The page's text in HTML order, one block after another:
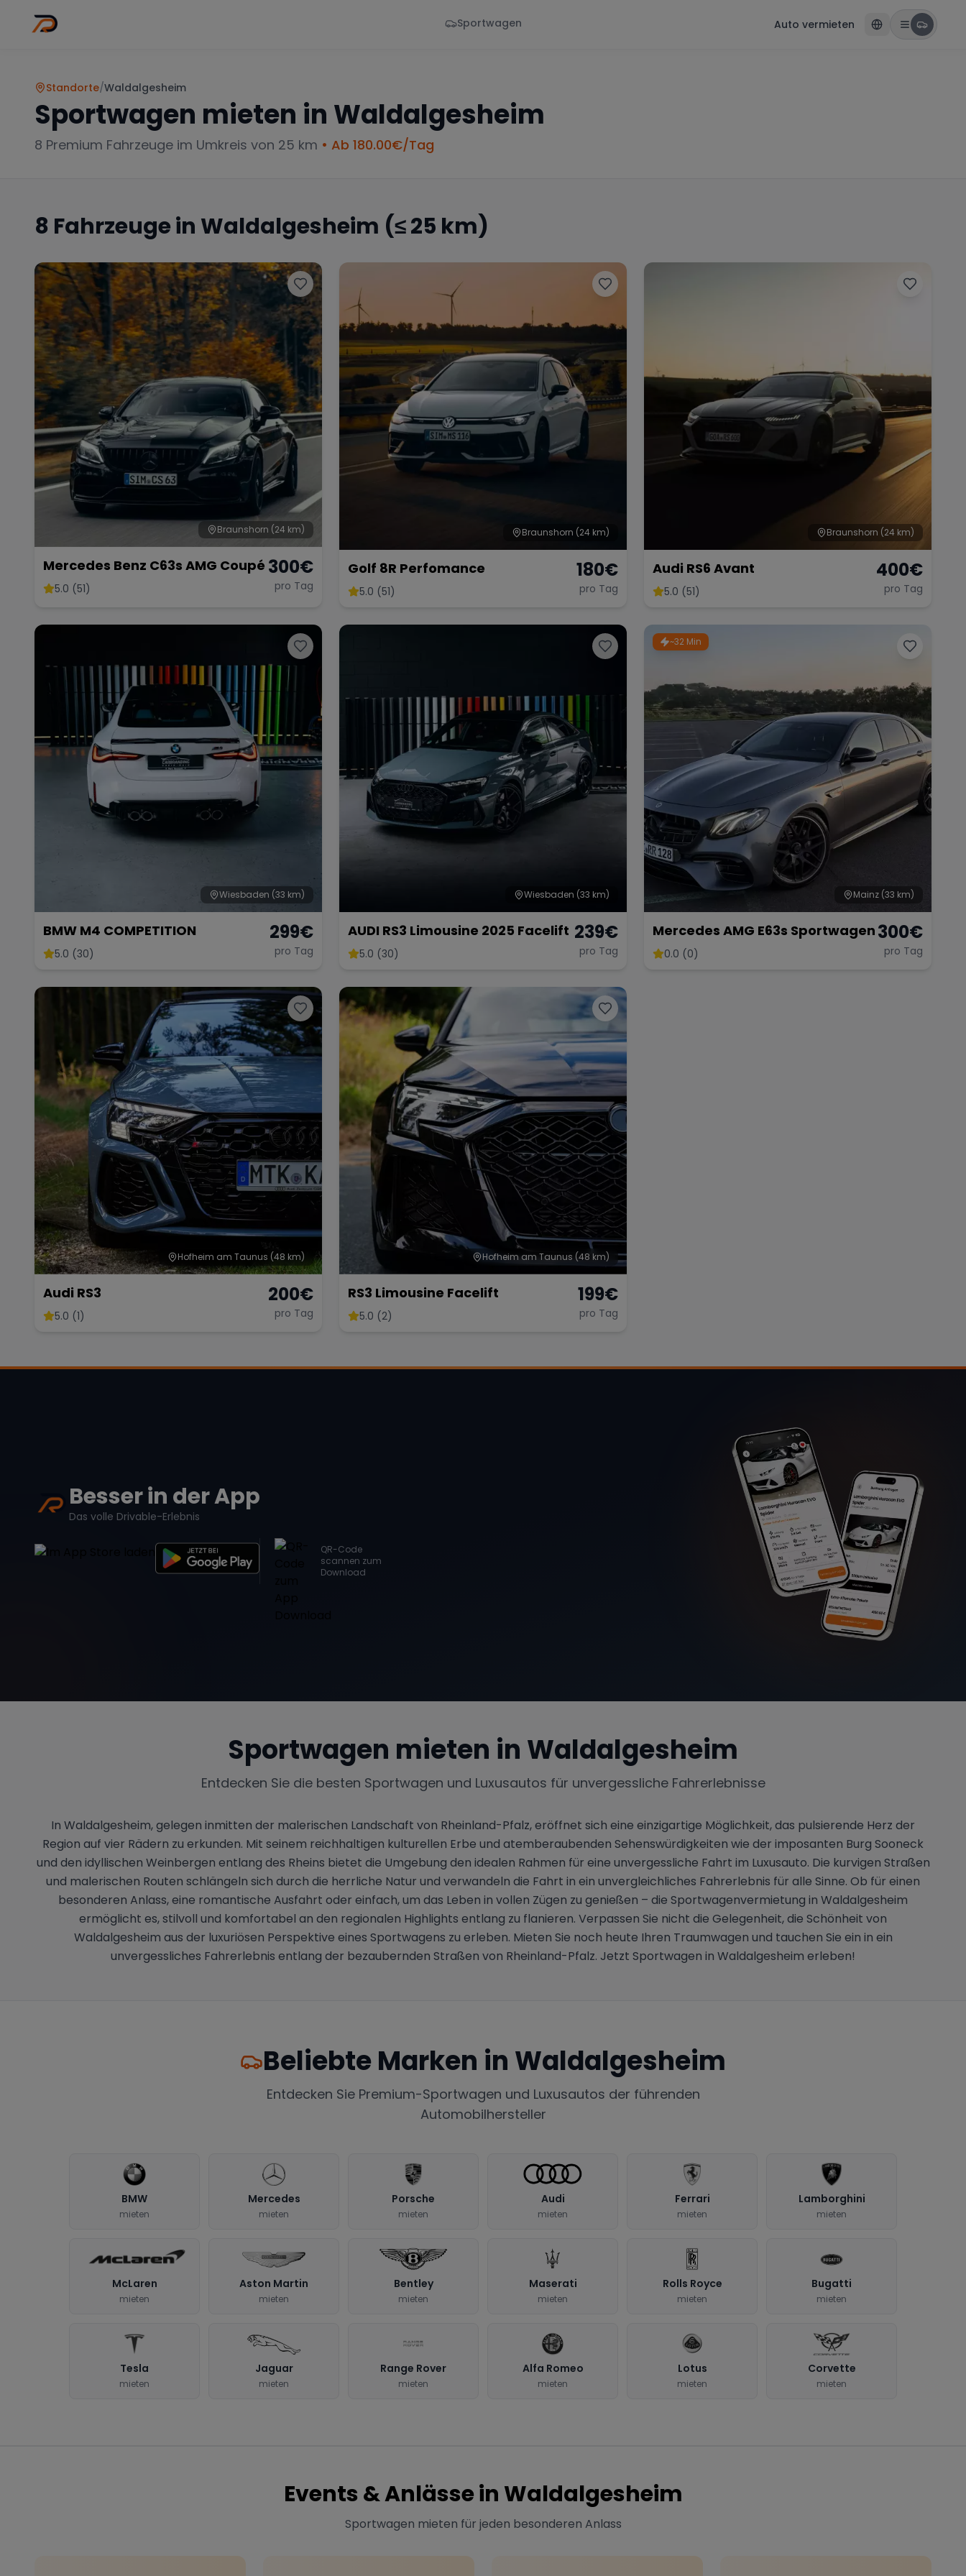
Sportwagen Auto vermieten
Standorte/Waldalgesheim
Sportwagen mieten in Waldalgesheim
8 Premium Fahrzeuge im Umkreis von 25 km • Ab 180.00€/Tag
8 Fahrzeuge in Waldalgesheim (≤ 25 km)
Braunshorn (24 km)
Mercedes Benz C63s AMG Coupé
5.0 (51)
300€
pro Tag
Braunshorn (24 km)
Golf 8R Perfomance
5.0 (51)
180€
pro Tag
Braunshorn (24 km)
Audi RS6 Avant
5.0 (51)
400€
pro Tag
Wiesbaden (33 km)
BMW M4 COMPETITION
5.0 (30)
299€
pro Tag
Wiesbaden (33 km)
AUDI RS3 Limousine 2025 Facelift
5.0 (30)
239€
pro Tag
~32 Min
Mainz (33 km)
Mercedes AMG E63s Sportwagen
0.0 (0)
300€
pro Tag
Hofheim am Taunus (48 km)
Audi RS3
5.0 (1)
200€
pro Tag
Hofheim am Taunus (48 km)
RS3 Limousine Facelift
5.0 (2)
199€
pro Tag
Besser in der App
Das volle Drivable-Erlebnis
QR-Code
scannen zum
Download
Sportwagen mieten in Waldalgesheim
Entdecken Sie die besten Sportwagen und Luxusautos für unvergessliche Fahrerlebnisse
In Waldalgesheim, gelegen inmitten der malerischen Landschaft von Rheinland-Pfalz, eröffnet sich eine einzigartige Möglichkeit, das pulsierende Herz der
Region auf vier Rädern zu erkunden. Mit seinem reichhaltigen kulturellen Erbe und atemberaubenden Sehenswürdigkeiten wie der imposanten Burg Sooneck
und den idyllischen Weinbergen entlang des Rheins bietet die Umgebung den idealen Rahmen für eine unvergessliche Fahrt im Luxusauto. Die kurvigen Straßen
und malerischen Routen schlängeln sich durch die herrliche Natur und verwandeln die Fahrt in ein unvergleichliches Fahrerlebnis für alle Sinne. Ob für einen
besonderen Anlass, eine romantische Ausfahrt oder einfach, um das Leben in vollen Zügen zu genießen – die Sportwagenvermietung in Waldalgesheim
ermöglicht es, stilvoll und komfortabel an den regionalen Highlights entlang zu flanieren. Verpassen Sie nicht die Gelegenheit, die Schönheit von
Waldalgesheim aus der luxuriösen Perspektive eines Sportwagens zu erleben. Mieten Sie noch heute Ihren Traumwagen und tauchen Sie ein in ein
unvergessliches Fahrerlebnis entlang der bezaubernden Straßen von Rheinland-Pfalz. Jetzt Sportwagen in Waldalgesheim erleben!
Beliebte Marken in Waldalgesheim
Entdecken Sie Premium-Sportwagen und Luxusautos der führenden
Automobilhersteller
BMW
mieten
Mercedes
mieten
Porsche
mieten
Audi
mieten
Ferrari
mieten
Lamborghini
mieten
McLaren
mieten
Aston Martin
mieten
Bentley
mieten
Maserati
mieten
Rolls Royce
mieten
Bugatti
mieten
Tesla
mieten
Jaguar
mieten
Range Rover
mieten
Alfa Romeo
mieten
Lotus
mieten
Corvette
mieten
Events & Anlässe in Waldalgesheim
Sportwagen mieten für jeden besonderen Anlass